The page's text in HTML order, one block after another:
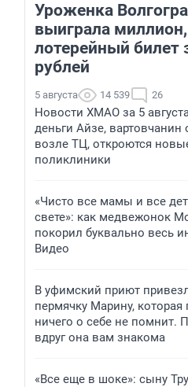
Уроженка
выиграла
лотерейный билет
рублей
5 августа 14 539 26
Новости ХМАО за 5
деньги Айзе, вартовчанин
возле ТЦ, откроются
поликлиники
«Чисто все мамы и все
свете»: как медвежонок
покорил буквально весь
Видео
В уфимский приют
пермячку Марину, которая
ничего о себе не помнит.
вдруг она вам знакома
«Все еще в шоке»: сыну